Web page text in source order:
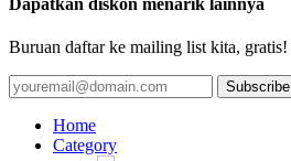
Dapatkan diskon menarik lainnya
Buruan daftar ke mailing list kita, gratis!
Subscribe
Home
Category